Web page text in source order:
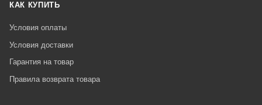
КАК КУПИТЬ
Условия оплаты
Условия доставки
Гарантия на товар
Правила возврата товара